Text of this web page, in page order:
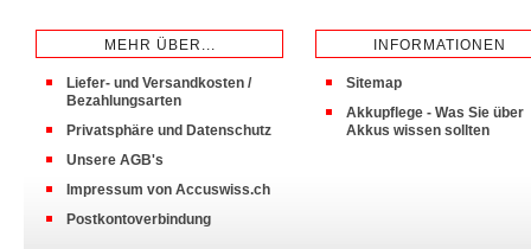
MEHR ÜBER...
Liefer- und Versandkosten /
Bezahlungsarten
Privatsphäre und Datenschutz
Unsere AGB's
Impressum von Accuswiss.ch
Postkontoverbindung
INFORMATIONEN
Sitemap
Akkupflege - Was Sie über
Akkus wissen sollten